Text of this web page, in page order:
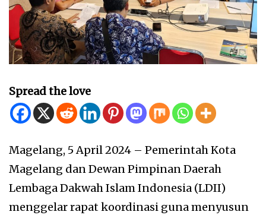
Spread the love
Magelang, 5 April 2024 – Pemerintah Kota
Magelang dan Dewan Pimpinan Daerah
Lembaga Dakwah Islam Indonesia (LDII)
menggelar rapat koordinasi guna menyusun